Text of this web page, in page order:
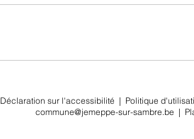
Déclaration sur l'accessibilité | Politique
commune@jemeppe-sur-sambre.be |